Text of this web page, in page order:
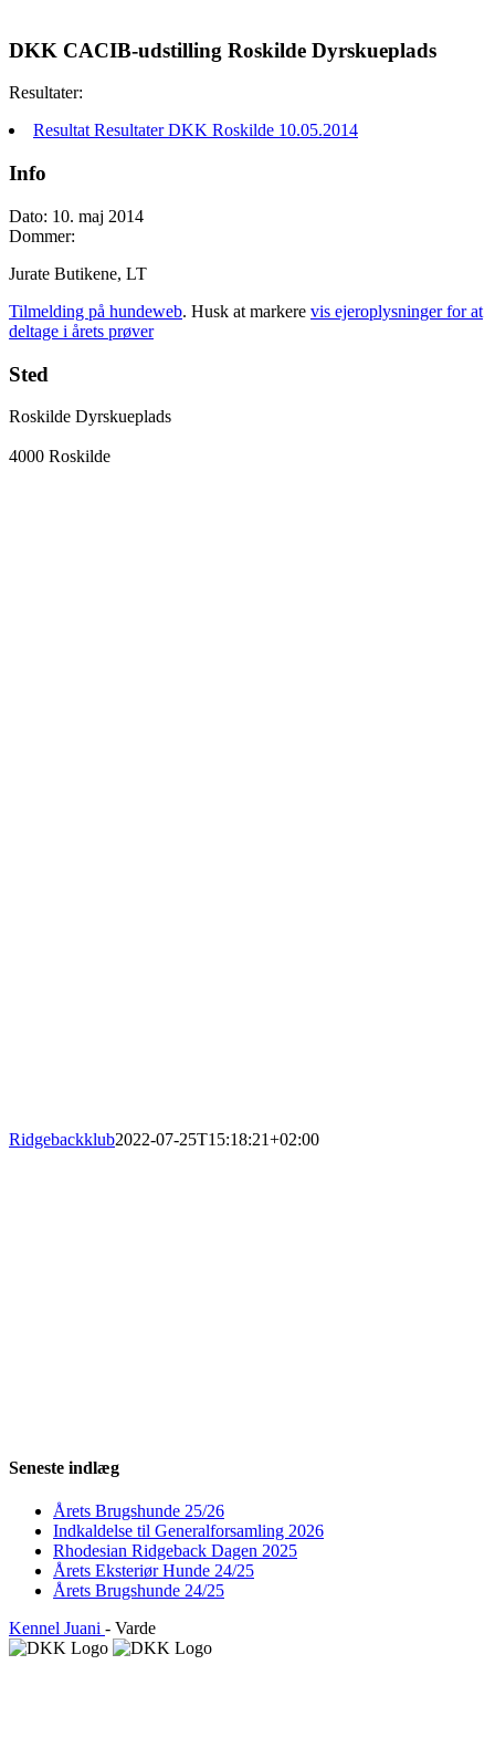
DKK CACIB-udstilling Roskilde Dyrskueplads
Resultater:
Resultat Resultater DKK Roskilde 10.05.2014
Info
Dato: 10. maj 2014
Dommer:
Jurate Butikene, LT
Tilmelding på hundeweb. Husk at markere vis ejeroplysninger for at
deltage i årets prøver
Sted
Roskilde Dyrskueplads
4000 Roskilde
Ridgebackklub2022-07-25T15:18:21+02:00
Seneste indlæg
Årets Brugshunde 25/26
Indkaldelse til Generalforsamling 2026
Rhodesian Ridgeback Dagen 2025
Årets Eksteriør Hunde 24/25
Årets Brugshunde 24/25
Kennel Juani - Varde